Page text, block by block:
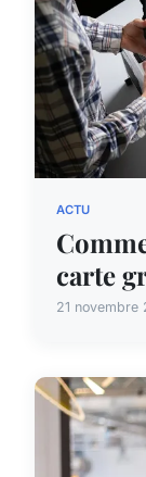
ACTU
carte
21 novembre